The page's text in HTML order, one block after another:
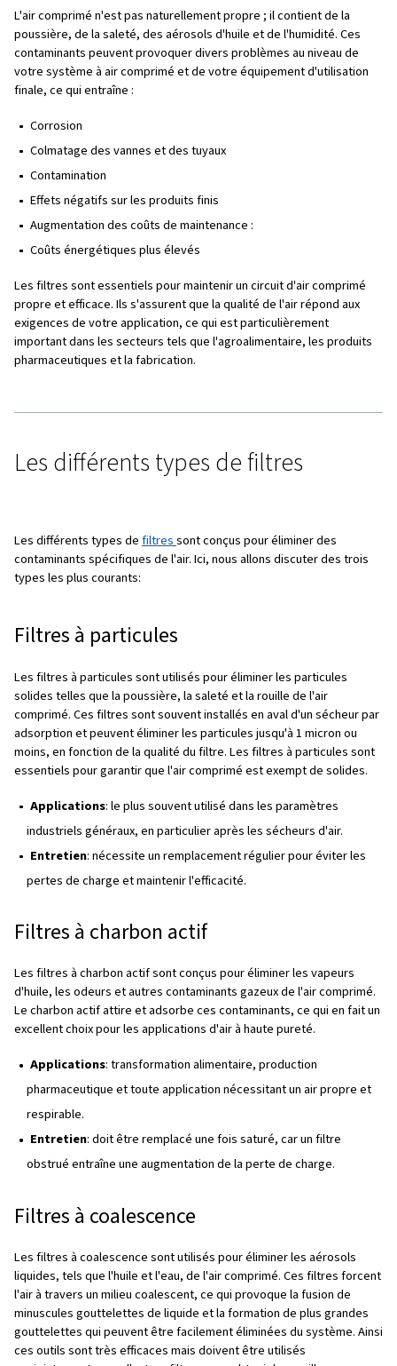
Pourquoi utiliser des filtres ?
Types de filtres
Filtres à charbon actif
Filtres à coalescence
Choisir le bon filtre
Pourquoi utiliser des filtres
l'air comprimé ?
L'air comprimé n'est pas naturellement propre ; il
votre système à air comprimé et de votre équipement
finale, ce qui entraîne :
Colmatage des vannes et des tuyaux
Contamination
Effets négatifs sur les produits finis
Augmentation des coûts de maintenance :
Coûts énergétiques plus élevés
Les filtres sont essentiels pour maintenir un circuit d'air
propre et efficace. Ils s'assurent que la qualité de l'air
exigences de votre application, ce qui est
important dans les secteurs tels que l'agroalimentaire,
Les différents types de filtres
Les différents types de filtressont conçus pour éliminer
contaminants spécifiques de l'air. Ici, nous allons
types les plus courants:
Filtres à particules
Les filtres à particules sont utilisés pour éliminer les
solides telles que la poussière, la saleté et la rouille de
comprimé. Ces filtres sont souvent installés en aval d'un